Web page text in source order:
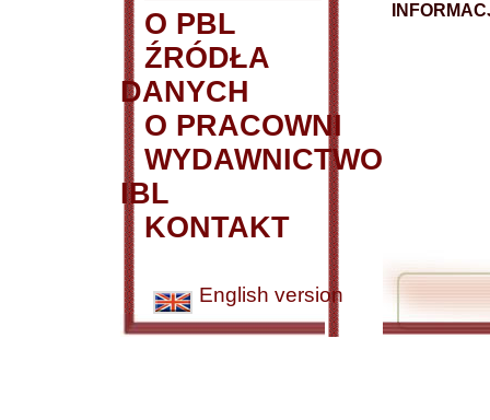
O PBL
ŹRÓDŁA
DANYCH
O PRACOWNI
WYDAWNICTWO
IBL
KONTAKT
English version